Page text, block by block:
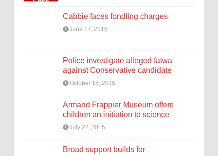
Cabbie faces fondling charges
June 17, 2015
Police investigate alleged fatwa
against Conservative candidate
October 18, 2015
Armand Frappier Museum offers
children an initiation to science
July 22, 2015
Broad support builds for